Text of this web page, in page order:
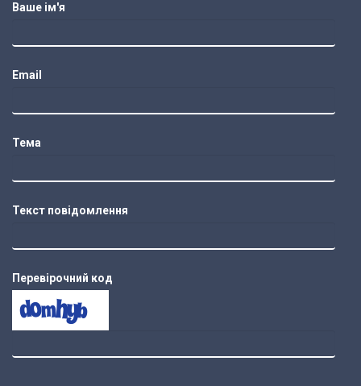
Ваше ім'я
Email
Тема
Текст повідомлення
Перевірочний код